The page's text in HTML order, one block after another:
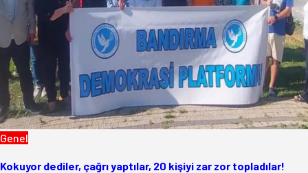
Genel
Kokuyor dediler, çağrı yaptılar, 20 kişiyi zar zor topladılar!